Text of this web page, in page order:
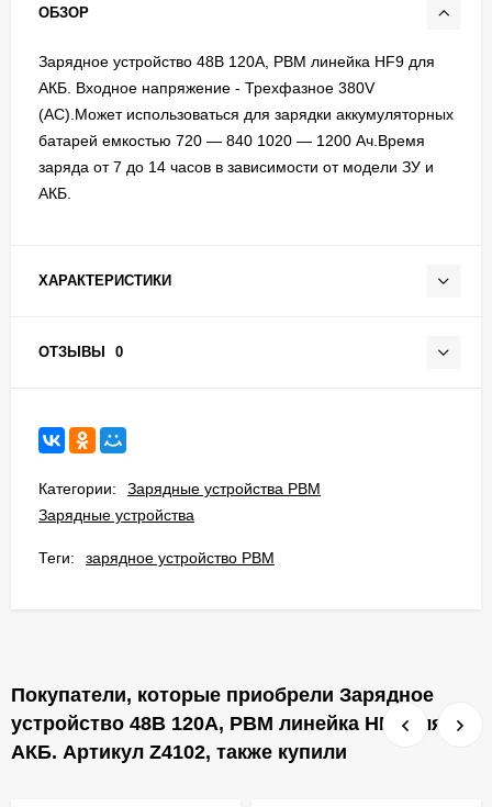
ОБЗОР
Зарядное устройство 48В 120А, PBM линейка HF9 для
АКБ. Входное напряжение - Трехфазное 380V
(AC).Может использоваться для зарядки аккумуляторных
батарей емкостью 720 — 840 1020 — 1200 Ач.Время
заряда от 7 до 14 часов в зависимости от модели ЗУ и
АКБ.
ХАРАКТЕРИСТИКИ
ОТЗЫВЫ 0
Категории:
Зарядные устройства PBM
Зарядные устройства
Теги: зарядное устройство PBM
Покупатели, которые приобрели Зарядное
устройство 48В 120А, PBM линейка HF9 для
АКБ. Артикул Z4102, также купили